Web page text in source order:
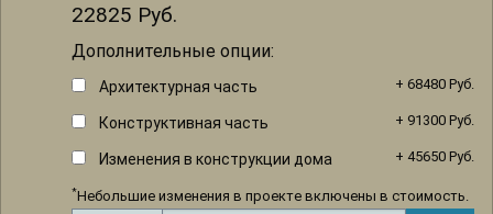
22825 Руб.
Дополнительные опции:
Архитектурная часть + 68480 Руб.
Конструктивная часть + 91300 Руб.
Изменения в конструкции дома + 45650 Руб.
*Небольшие изменения в проекте включены в стоимость.